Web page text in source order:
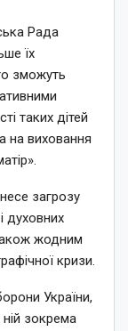
Рада
їх
зможуть
таких дітей
на виховання
загрозу
духовних
жодним
кризи.
України,
ній зокрема